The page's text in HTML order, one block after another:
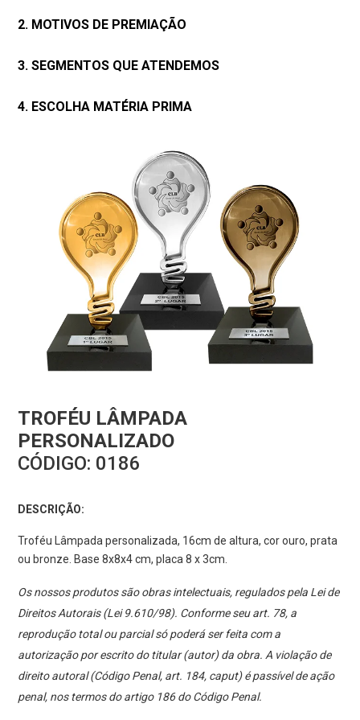
2. MOTIVOS DE PREMIAÇÃO
3. SEGMENTOS QUE ATENDEMOS
4. ESCOLHA MATÉRIA PRIMA
TROFÉU LÂMPADA
PERSONALIZADO
CÓDIGO: 0186
DESCRIÇÃO:
Troféu Lâmpada personalizada, 16cm de altura, cor ouro, prata
ou bronze. Base 8x8x4 cm, placa 8 x 3cm.
Os nossos produtos são obras intelectuais, regulados pela Lei de
Direitos Autorais (Lei 9.610/98). Conforme seu art. 78, a
reprodução total ou parcial só poderá ser feita com a
autorização por escrito do titular (autor) da obra. A violação de
direito autoral (Código Penal, art. 184, caput) é passível de ação
penal, nos termos do artigo 186 do Código Penal.